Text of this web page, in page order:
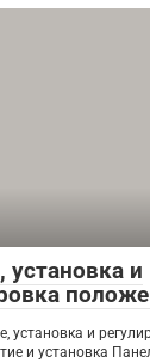
установка и
установка и
и установка